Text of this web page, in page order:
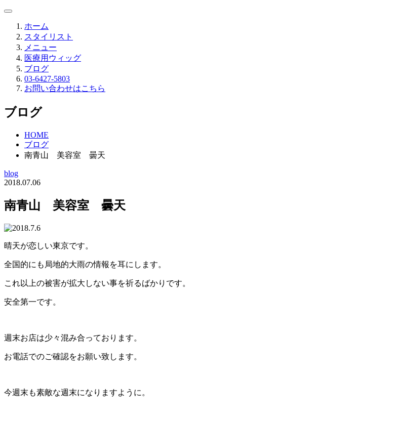
ホーム
スタイリスト
メニュー
医療用ウィッグ
ブログ
03-6427-5803
お問い合わせはこちら
ブログ
HOME
ブログ
南青山 美容室 曇天
blog
2018.07.06
南青山 美容室 曇天
晴天が恋しい東京です。
全国的にも局地的大雨の情報を耳にします。
これ以上の被害が拡大しない事を祈るばかりです。
安全第一です。
週末お店は少々混み合っております。
お電話でのご確認をお願い致します。
今週末も素敵な週末になりますように。